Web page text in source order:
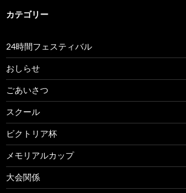
カテゴリー
24時間フェスティバル
おしらせ
ごあいさつ
スクール
ビクトリア杯
メモリアルカップ
大会関係